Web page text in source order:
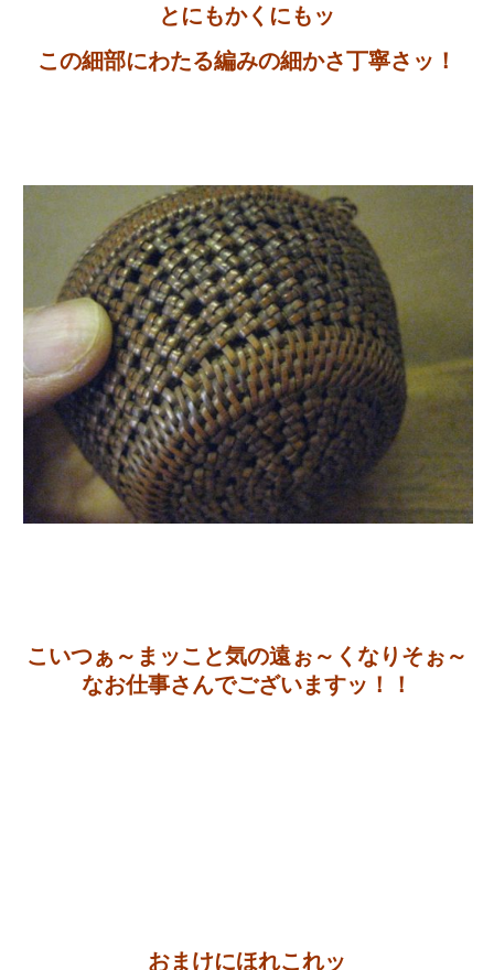
とにもかくにもッ
この細部にわたる編みの細かさ丁寧さッ！
こいつぁ～まッこと気の遠ぉ～くなりそぉ～
なお仕事さんでございますッ！！
おまけにほれこれッ